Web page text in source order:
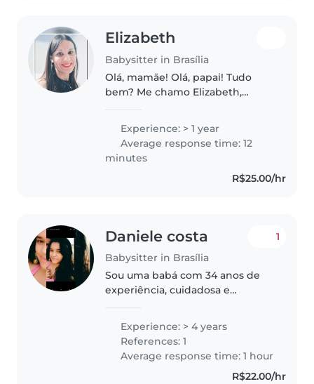
Elizabeth
Babysitter in Brasília
Olá, mamãe! Olá, papai! Tudo
bem? Me chamo Elizabeth,
como professora (ensino
fundamental) e monitora
(educação infantil)...
Experience: > 1 year
Average response time: 12
minutes
R$25.00/hr
Daniele costa
Babysitter in Brasília
1
Sou uma babá com 34 anos de
experiência, cuidadosa e
experiência cuidando de bebês,
e sou habilidosa em atividades
como desenho, leitura e música.
Estou confortável..
Experience: > 4 years
References: 1
Average response time: 1 hour
R$22.00/hr